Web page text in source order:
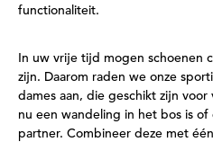
functionaliteit.
In uw vrije tijd mogen schoenen
zijn. Daarom raden we onze
dames aan, die geschikt zijn
nu een wandeling in het bos is
partner. Combineer deze met